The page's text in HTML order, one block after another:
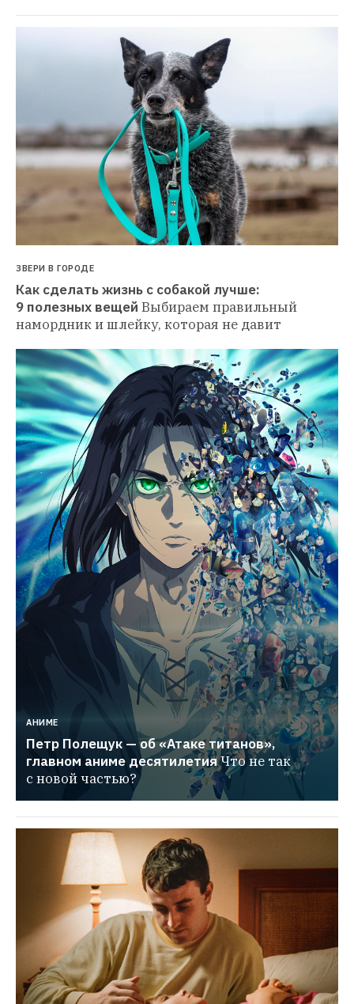
ЗВЕРИ В ГОРОДЕ
Как сделать жизнь с собакой лучше:
9 полезных вещей Выбираем правильный
намордник и шлейку, которая не давит
АНИМЕ
Петр Полещук — об «Атаке титанов»,
главном аниме десятилетияЧто не так
с новой частью?